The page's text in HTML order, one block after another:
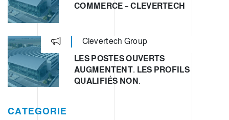
COMMERCE – CLEVERTECH
Clevertech Group
LES POSTES OUVERTS
AUGMENTENT. LES PROFILS
QUALIFIÉS NON.
CATEGORIE